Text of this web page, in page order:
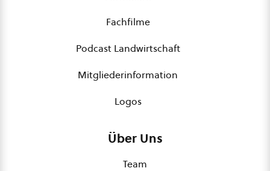
Fachfilme
Podcast Landwirtschaft
Mitgliederinformation
Logos
Über Uns
Team